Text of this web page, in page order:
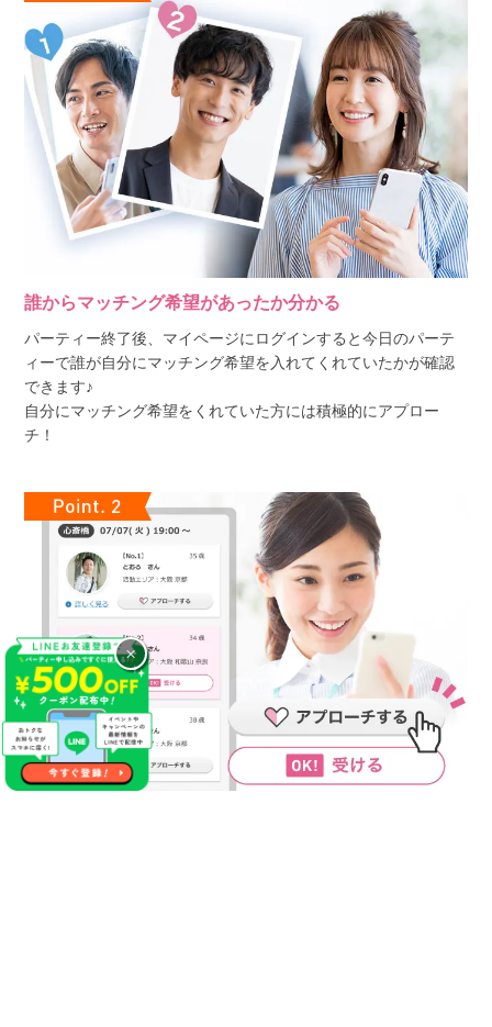
誰からマッチング希望があったか分かる
パーティー終了後、マイページにログインすると今日のパーテ
ィーで誰が自分にマッチング希望を入れてくれていたかが確認
できます♪
自分にマッチング希望をくれていた方には積極的にアプロー
チ！
×